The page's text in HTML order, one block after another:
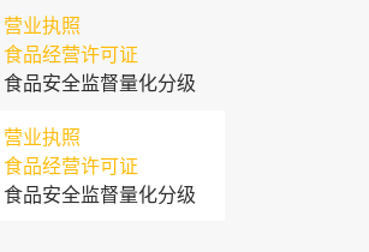
营业执照
食品经营许可证
食品安全监督量化分级
营业执照
食品经营许可证
食品安全监督量化分级